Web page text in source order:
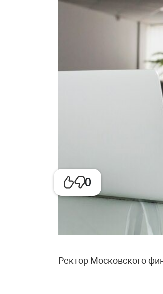
0
Ректор Московского